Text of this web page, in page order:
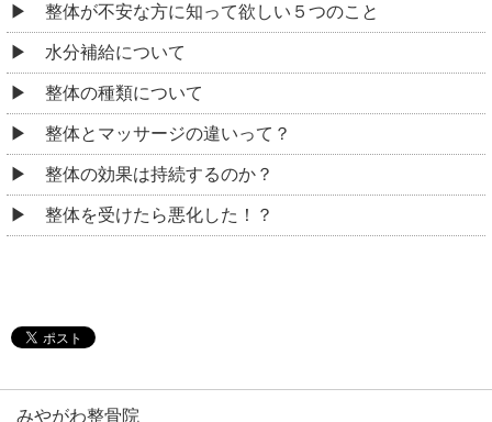
整体が不安な方に知って欲しい５つのこと
水分補給について
整体の種類について
整体とマッサージの違いって？
整体の効果は持続するのか？
整体を受けたら悪化した！？
みやがわ整骨院